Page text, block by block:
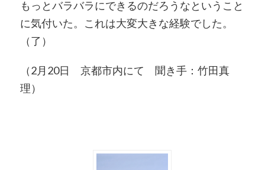
もっとバラバラにできるのだろうなということ
に気付いた。これは大変大きな経験でした。
（了）
（2月20日 京都市内にて 聞き手：竹田真
理）